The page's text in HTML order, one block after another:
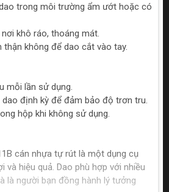
trong môi trường ẩm ướt hoặc có
khô ráo, thoáng mát.
thận không để dao cắt vào tay.
mỗi lần sử dụng.
dao định kỳ để đảm bảo độ trơn tru.
hộp khi không sử dụng.
cán nhựa tự rút là một dụng cụ
và hiệu quả. Dao phù hợp với nhiều
là người bạn đồng hành lý tưởng